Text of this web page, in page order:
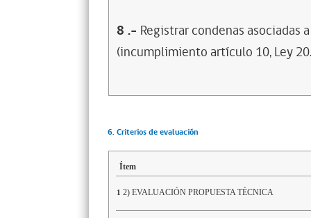
8 .- Registrar condenas asociadas
(incumplimiento artículo 10, Ley
6. Criterios de evaluación
Ítem
1 2) EVALUACIÓN PROPUESTA TÉCNICA